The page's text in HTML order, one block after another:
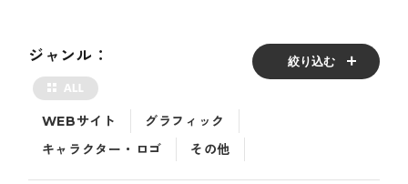
絞り込む
ジャンル：
WEBサイト
グラフィック
キャラクター・ロゴ
その他